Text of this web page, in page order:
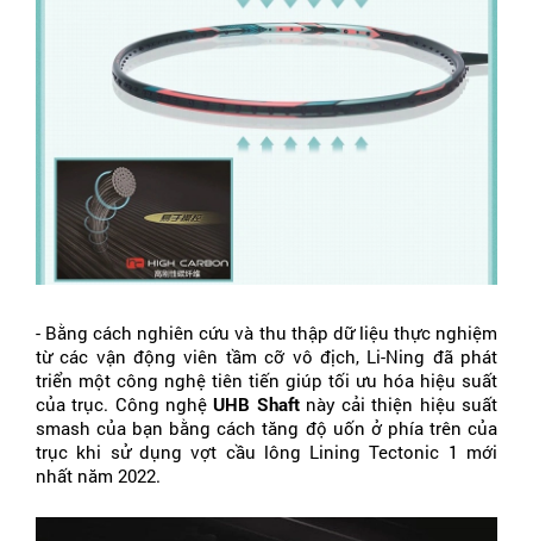
- Bằng cách nghiên cứu và thu thập dữ liệu thực nghiệm
từ các vận động viên tầm cỡ vô địch, Li-Ning đã phát
triển một công nghệ tiên tiến giúp tối ưu hóa hiệu suất
của trục. Công nghệ UHB Shaft này cải thiện hiệu suất
smash của bạn bằng cách tăng độ uốn ở phía trên của
trục khi sử dụng vợt cầu lông Lining Tectonic 1 mới
nhất năm 2022.